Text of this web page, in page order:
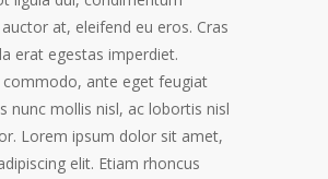
at, eleifend eu eros. Cras
erat egestas imperdiet.
commodo, ante eget feugiat
nunc mollis nisl, ac lobortis nisl
Lorem ipsum dolor sit amet,
elit. Etiam rhoncus